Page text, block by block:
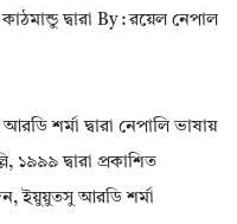
দ্বারা By : রয়েল নেপাল
শর্মা দ্বারা নেপালি ভাষায়
১৯৯৯ দ্বারা প্রকাশিত
ইয়ুয়ুতসু আরডি শর্মা